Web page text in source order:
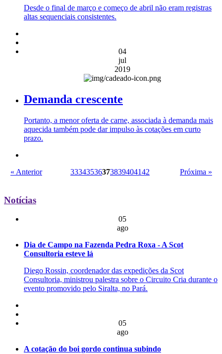
Desde o final de março e começo de abril não eram registras
altas sequenciais consistentes.
04
jul
2019
Demanda crescente
Portanto, a menor oferta de carne, associada à demanda mais
aquecida também pode dar impulso às cotações em curto
prazo.
« Anterior 33343536373839404142 Próxima »
Notícias
05
ago
Dia de Campo na Fazenda Pedra Roxa - A Scot
Consultoria esteve lá
Diego Rossin, coordenador das expedições da Scot
Consultoria, ministrou palestra sobre o Circuito Cria durante o
evento promovido pelo Siralta, no Pará.
05
ago
A cotação do boi gordo continua subindo